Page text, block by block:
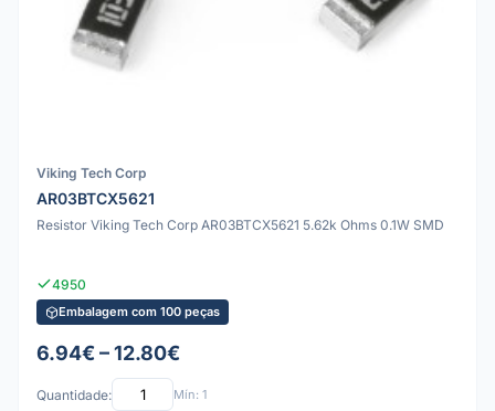
Viking Tech Corp
AR03BTCX5621
Resistor Viking Tech Corp AR03BTCX5621 5.62k Ohms 0.1W SMD
4950
Embalagem com 100 peças
6.94€ – 12.80€
Quantidade: Mín: 1